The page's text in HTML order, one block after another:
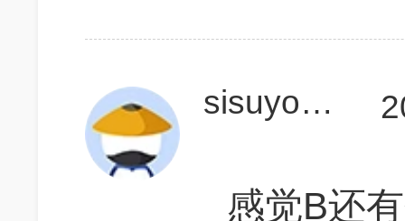
sisuyoung
感觉B还